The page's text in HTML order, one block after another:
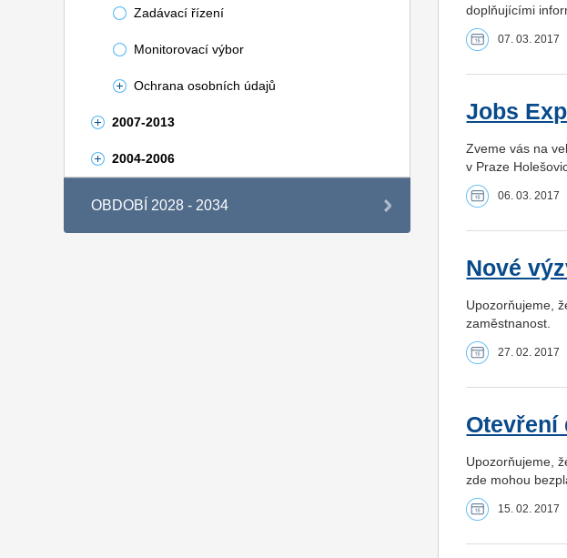
Zadávací řízení
Monitorovací výbor
Ochrana osobních údajů
2007-2013
2004-2006
OBDOBÍ 2028 - 2034
doplňujícími
07. 03. 2017
Jobs
Zveme vás na
v Praze
06. 03. 2017
Nové
Upozorňujeme,
zaměstnanost.
27. 02. 2017
Otevření
Upozorňujeme,
zde mohou
15. 02. 2017